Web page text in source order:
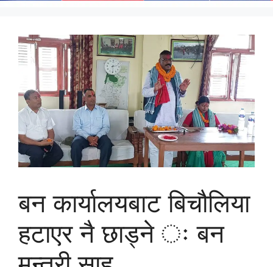
बन कार्यालयबाट बिचौलिया
हटाएर नै छाड्ने ः बन